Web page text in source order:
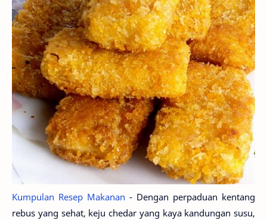
Kumpulan Resep Makanan - Dengan perpaduan kentang
rebus yang sehat, keju chedar yang kaya kandungan susu,